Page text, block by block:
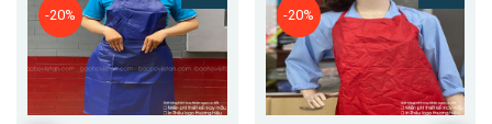
– Có khả năng chịu được dầu mỡ vô cơ , hữu cơ và nhiều loại
hoá chất thông dụng
-Mẫu tạp dề nhựa chống thấm nước được may bằng chất
liệu nhựa PVC siêu nhẹ, siêu bền và chống thấm tối đa.
-20%
-20%